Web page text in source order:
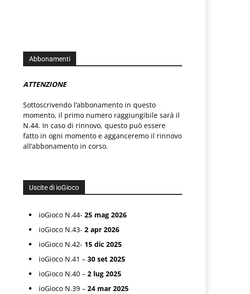
Abbonamenti
ATTENZIONE
Sottoscrivendo l’abbonamento in questo
momento, il primo numero raggiungibile sarà il
N.44. In caso di rinnovo, questo può essere
fatto in ogni momento e agganceremo il rinnovo
all’abbonamento in corso.
Uscite di ioGioco
ioGioco N.44- 25 mag 2026
ioGioco N.43- 2 apr 2026
ioGioco N.42- 15 dic 2025
ioGioco N.41 – 30 set 2025
ioGioco N.40 – 2 lug 2025
ioGioco N.39 – 24 mar 2025